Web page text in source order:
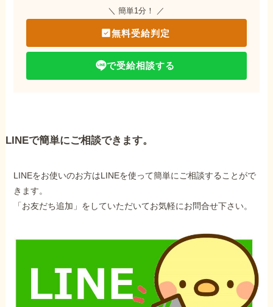
＼ 簡単1分！ ／
無料受給判定
で受給相談する
LINEで簡単にご相談できます。
LINEをお使いのお方はLINEを使って簡単にご相談することがで
きます。
「お友だち追加」をしていただいてお気軽にお問合せ下さい。